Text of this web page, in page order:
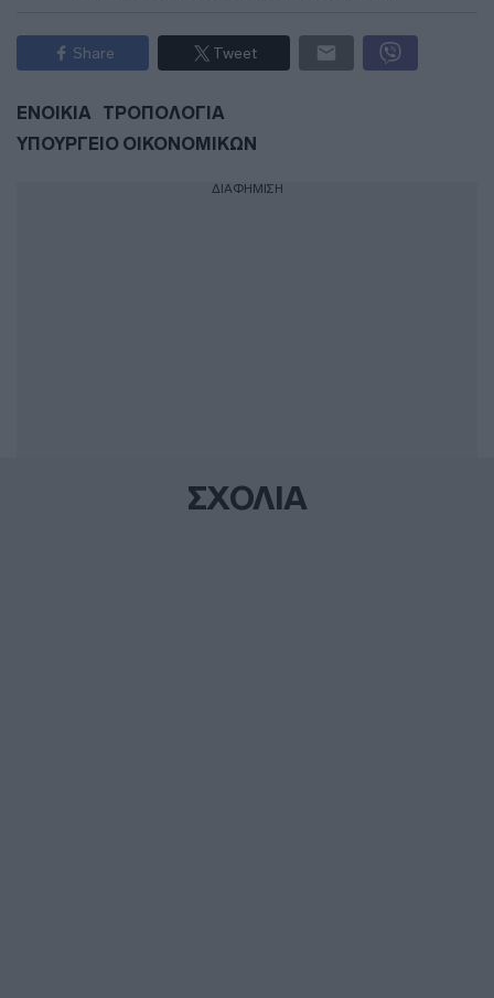
Share Tweet
ΕΝΟΙΚΙΑ
ΤΡΟΠΟΛΟΓΙΑ
ΥΠΟΥΡΓΕΙΟ ΟΙΚΟΝΟΜΙΚΩΝ
ΔΙΑΦΗΜΙΣΗ
ΣΧΟΛΙΑ